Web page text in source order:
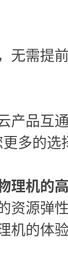
无需提
产品互
多的
理机的
资源弹
机的体